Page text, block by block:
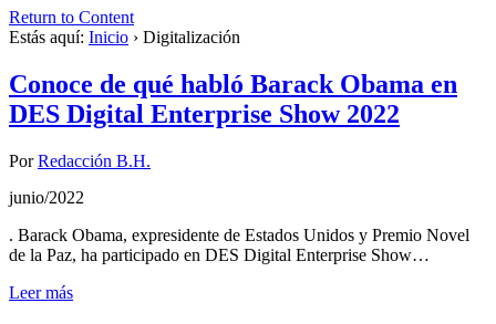
Return to Content
Estás aquí: Inicio › Digitalización
Conoce de qué habló Barack Obama en
DES Digital Enterprise Show 2022
PorRedacción B.H.
junio/2022
. Barack Obama, expresidente de Estados Unidos y Premio Novel
de la Paz, ha participado en DES Digital Enterprise Show…
Leer más